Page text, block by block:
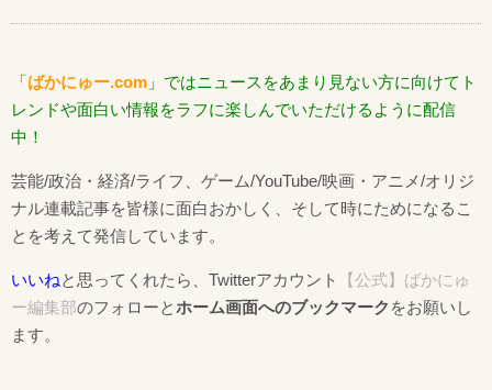
「ばかにゅー.com 」ではニュースをあまり見ない方に向けてト
レンドや面白い情報をラフに楽しんでいただけるように配信
中！
芸能/政治・経済/ライフ、ゲーム/YouTube/映画・アニメ/オリジ
ナル連載記事を皆様に面白おかしく、そして時にためになるこ
とを考えて発信しています。
いいねと思ってくれたら、Twitterアカウント
【公式】ばかにゅ
ー編集部のフォローとホーム画面へのブックマーク をお願いし
ます。